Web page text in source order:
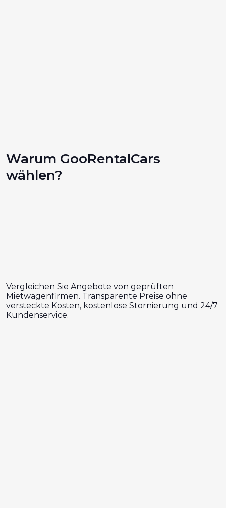
Warum GooRentalCars
wählen?
Vergleichen Sie Angebote von geprüften
Mietwagenfirmen. Transparente Preise ohne
versteckte Kosten, kostenlose Stornierung und 24/7
Kundenservice.